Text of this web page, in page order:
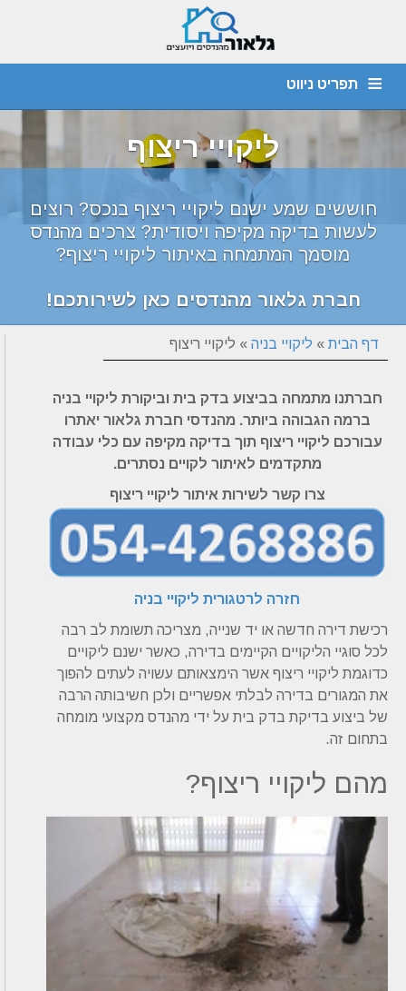
תפריט ניווט
דף הבית חוות דעת הנדסית
ליקויי בניה ביקורת מבנים איתור נזילות אודות צור קשר
ליקויי ריצוף
חוששים שמע ישנם ליקויי ריצוף בנכס? רוצים
לעשות בדיקה מקיפה ויסודית? צרכים מהנדס
מוסמך המתמחה באיתור ליקויי ריצוף?
חברת גלאור מהנדסים כאן לשירותכם!
דף הבית » ליקויי בניה » ליקויי ריצוף
חברתנו מתמחה בביצוע בדק בית וביקורת ליקויי בניה
ברמה הגבוהה ביותר. מהנדסי חברת גלאור יאתרו
עבורכם ליקויי ריצוף תוך בדיקה מקיפה עם כלי עבודה
מתקדמים לאיתור לקויים נסתרים.
צרו קשר לשירות איתור ליקויי ריצוף
חזרה לרטגורית ליקויי בניה
רכישת דירה חדשה או יד שנייה, מצריכה תשומת לב רבה
לכל סוגיי הליקויים הקיימים בדירה, כאשר ישנם ליקויים
כדוגמת ליקויי ריצוף אשר הימצאותם עשויה לעתים להפוך
את המגורים בדירה לבלתי אפשריים ולכן חשיבותה הרבה
של ביצוע בדיקת בדק בית על ידי מהנדס מקצועי מומחה
בתחום זה.
מהם ליקויי ריצוף?